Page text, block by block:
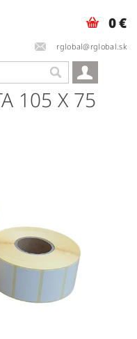
rglobal@rglobal.sk
0 €
105 X 75